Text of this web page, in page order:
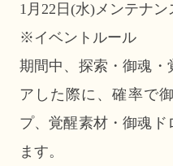
1月22日(水)メンテナ
※イベントルール
期間中、探索・御魂・
アした際に、確率で
プ、覚醒素材・御魂ド
ます。